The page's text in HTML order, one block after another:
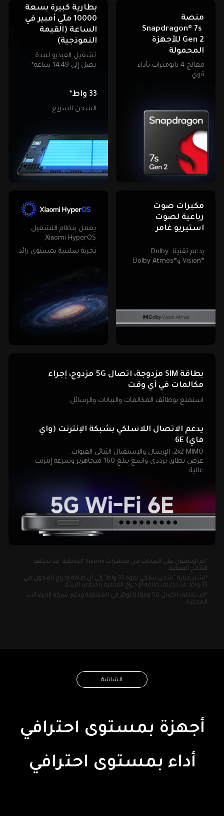
بطارية كبيرة بسعة
10000 ملّي أمبير في
الساعة (القيمة
النموذجية)
تشغيل الفيديو لمدة
تصل إلى 14,49 ساعة*
33 واط*
الشحن السريع
منصة
Snapdragon® 7s
Gen 2 للأجهزة
المحمولة
معالج 4 نانومترات بأداء
قوي
يعمل بنظام التشغيل
Xiaomi HyperOS
تجربة سلسة بمستوى رائد
مكبرات صوت
رباعية لصوت
استيريو غامر
يدعم تقنيتا Dolby
Vision®‎ وDolby Atmos®‎
بطاقة SIM مزدوجة، اتصال 5G مزدوج، إجراء
مكالمات في أي وقت
استمتع بوظائف المكالمات والبيانات والرسائل.
يدعم الاتصال اللاسلكي بشبكة الإنترنت (واي
فاي) 6E
2x2 MIMO، الإرسال والاستقبال الثنائي القنوات.
عرض نطاق ترددي واسع يبلغ 160 ميجاهرتز وسرعة إنترنت
عالية.
*تم الحصول على البيانات من مختبرات Xiaomi الداخلية. قد تختلف
النتائج الفعلية.
*تشير عبارة "شحن سلكي بقوة 33 واط" إلى أن طاقة إخراج المحول هي
33 واط. قد تختلف طاقة الإخراج الفعلية باختلاف البيئة.
*قد يختلف اتصال 5G وفقًا للتوفّر في المنطقة ودعم شركة الاتصالات
المحلية.
الشاشة
أجهزة بمستوى احترافي
أداء بمستوى احترافي